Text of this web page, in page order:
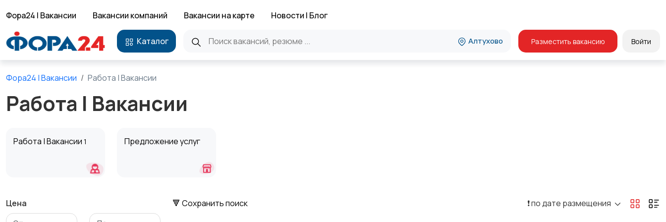
Фора24 | Вакансии Вакансии компаний Вакансии на карте Новости | Блог
Каталог Алтухово Разместить вакансию Войти
Фора24 | Вакансии Работа | Вакансии
Работа | Вакансии
Работа | Вакансии 1 Предложение услуг
Цена 🔻 Сохранить поиск ❗️ по дате размещения